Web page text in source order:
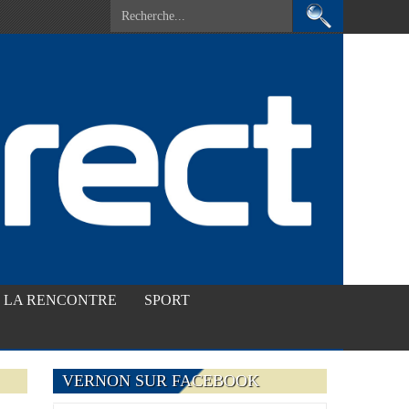
LA RENCONTRE SPORT
VERNON SUR FACEBOOK